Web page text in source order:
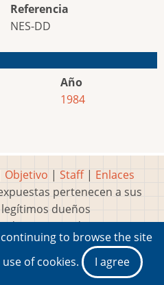
Referencia
NES-DD
Año
1984
Objetivo | Staff| Enlaces
pertenecen a sus
dueños
diseños creados porMarty
del Videojuego®to browse the site
of cookies.
I agree